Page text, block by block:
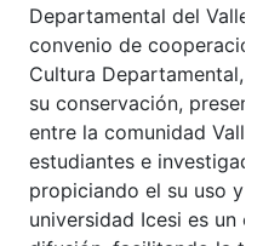
Departamental del Valle
convenio de
Cultura Departamental,
su conservación,
entre la comunidad
estudiantes e
propiciando el su uso y
universidad Icesi es un